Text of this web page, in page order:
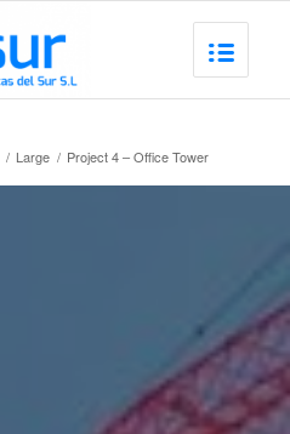
/ Large / Project 4 – Office Tower